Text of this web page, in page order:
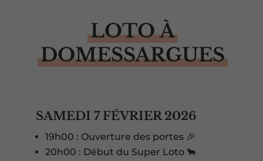
LOTO À
DOMESSARGUES
SAMEDI 7 FÉVRIER 2026
19h00 : Ouverture des portes 🎉
20h00 : Début du Super Loto 🐂